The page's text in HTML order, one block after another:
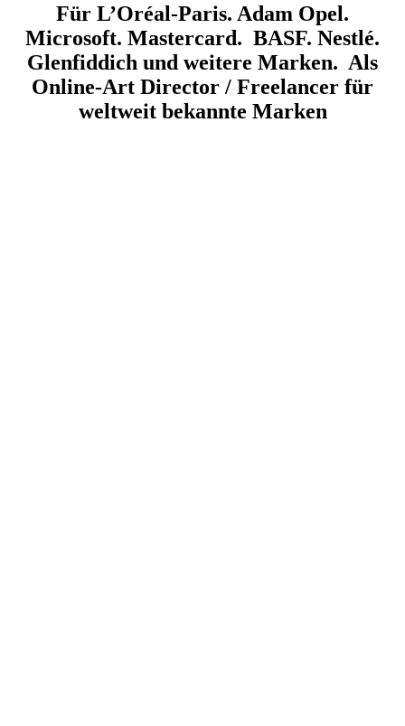
Für L’Oréal-Paris. Adam Opel.
Microsoft. Mastercard. BASF. Nestlé.
Glenfiddich und weitere Marken. Als
Online-Art Director / Freelancer für
weltweit bekannte Marken